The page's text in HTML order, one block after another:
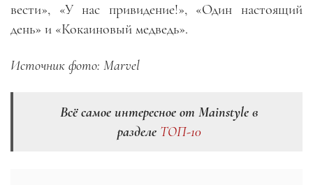
вести», «У нас привидение!», «Один настоящий
день» и «Кокаиновый медведь».
Источник фото: Marvel
Всё самое интересное от Mainstyle в
разделе ТОП-10